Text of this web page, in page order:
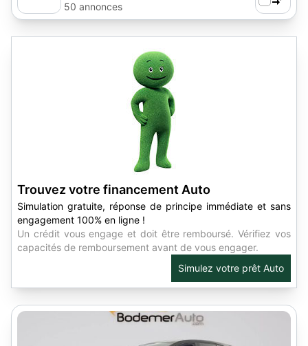
50 annonces
Trouvez votre financement Auto
Simulation gratuite, réponse de principe immédiate et sans
engagement 100% en ligne !
Un crédit vous engage et doit être remboursé. Vérifiez vos
capacités de remboursement avant de vous engager.
Simulez votre prêt Auto